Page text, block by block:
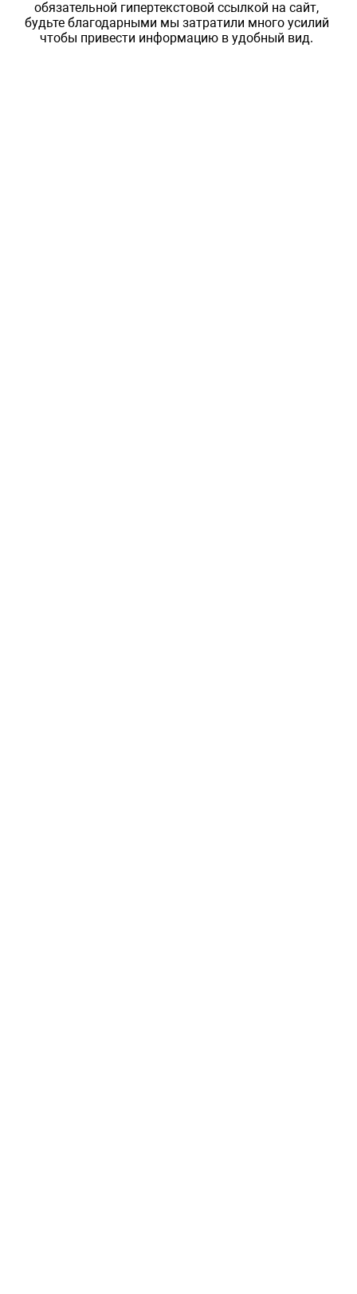
обязательной гипертекстовой ссылкой на сайт,
будьте благодарными мы затратили много усилий
чтобы привести информацию в удобный вид.